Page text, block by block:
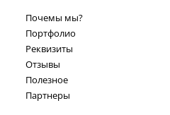
Почемы мы?
Портфолио
Реквизиты
Отзывы
Полезное
Партнеры